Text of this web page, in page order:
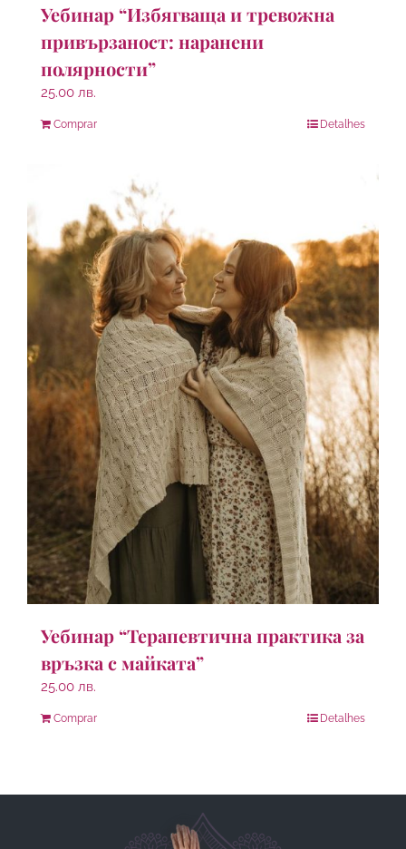
Уебинар “Избягваща и тревожна
привързаност: наранени
полярности”
25.00 лв.
Comprar Detalhes
Уебинар “Терапевтична практика за
връзка с майката”
25.00 лв.
Comprar Detalhes